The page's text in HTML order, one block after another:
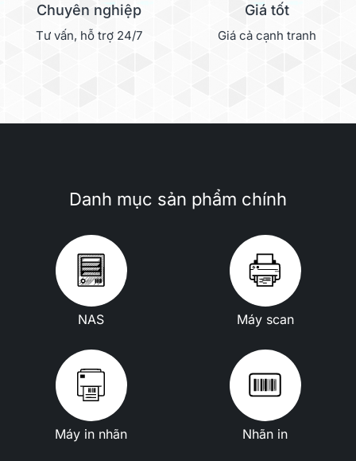
Chuyên nghiệp
Tư vấn, hỗ trợ 24/7
Giá tốt
Giá cả cạnh tranh
Danh mục sản phẩm chính
NAS Máy scan
Máy in nhãn Nhãn in